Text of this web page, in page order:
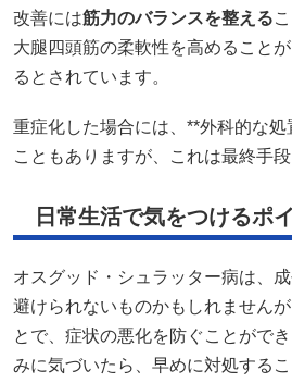
改善には筋力のバランスを整える
大腿四頭筋の柔軟性を高めること
るとされています。​
重症化した場合には、**外科的な
こともありますが、これは最終手段
日常生活で気をつけるポ
オスグッド・シュラッター病は、
避けられないものかもしれません
とで、症状の悪化を防ぐことがで
みに気づいたら、早めに対処する